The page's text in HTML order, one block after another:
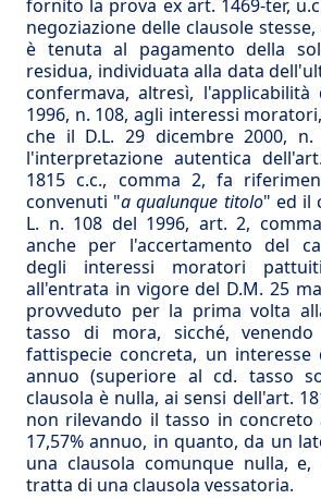
fornito la prova ex art. 1469-ter,
negoziazione delle clausole
è tenuta al pagamento della
residua, individuata alla data
confermava, altresì,
1996, n. 108, agli interessi
che il D.L. 29 dicembre 2000,
l'interpretazione autentica
1815 c.c., comma 2, fa
convenuti "a qualunque titolo" ed il
L. n. 108 del 1996, art. 2,
anche per l'accertamento del
degli interessi moratori
all'entrata in vigore del D.M. 25
provveduto per la prima volta
tasso di mora, sicché,
fattispecie concreta, un
annuo (superiore al cd. tasso
clausola è nulla, ai sensi dell'art.
non rilevando il tasso in concreto
17,57% annuo, in quanto, da un
una clausola comunque nulla,
tratta di una clausola vessatoria.